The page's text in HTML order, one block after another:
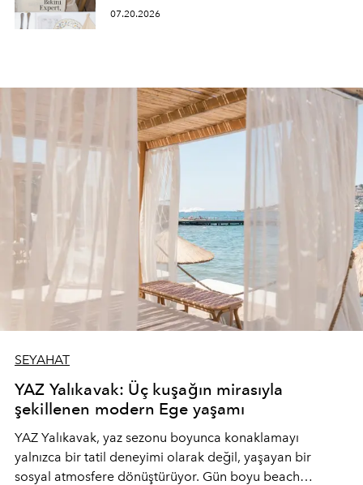
07.20.2026
SEYAHAT
YAZ Yalıkavak: Üç kuşağın mirasıyla
şekillenen modern Ege yaşamı
YAZ Yalıkavak, yaz sezonu boyunca konaklamayı
yalnızca bir tatil deneyimi olarak değil, yaşayan bir
sosyal atmosfere dönüştürüyor. Gün boyu beach